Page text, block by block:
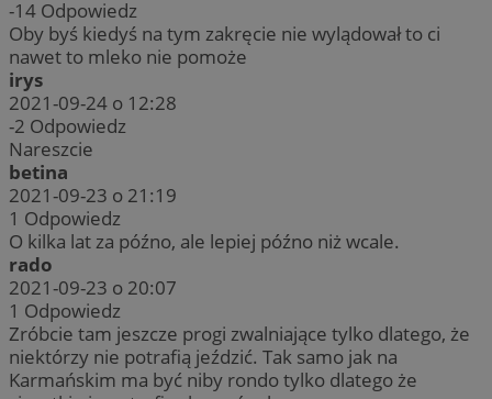
-14 Odpowiedz
Oby byś kiedyś na tym zakręcie nie wylądował to ci
nawet to mleko nie pomoże
irys
2021-09-24 o 12:28
-2 Odpowiedz
Nareszcie
betina
2021-09-23 o 21:19
1 Odpowiedz
O kilka lat za późno, ale lepiej późno niż wcale.
rado
2021-09-23 o 20:07
1 Odpowiedz
Zróbcie tam jeszcze progi zwalniające tylko dlatego, że
niektórzy nie potrafią jeździć. Tak samo jak na
Karmańskim ma być niby rondo tylko dlatego że